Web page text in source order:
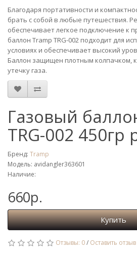
Благодаря портативности и
брать с собой в любые путешествия.
обеспечивает легкое подключение к
баллон Tramp TRG-002 подходит для
условиях и обеспечивает высокий
Баллон защищен плотным колпачком,
утечку газа.
Газовый
TRG-002 450гр
Бренд: Tramp
Модель: avidangler363601
Наличие:
660р.
Купить
Отзывы: 0/ Оставить отзыв